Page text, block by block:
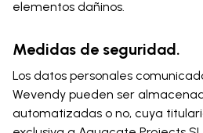
elementos dañinos.
Medidas de seguridad.
Los datos personales
Wevendy pueden ser
automatizadas o no, cuya